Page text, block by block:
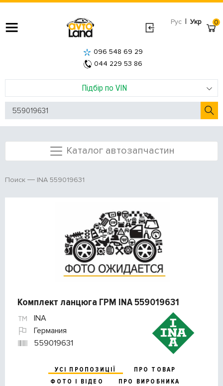
Рус | Укр
Підбір по VIN
096 548 69 29
044 229 53 86
0
Каталог автозапчастин
Поиск INA 559019631
Комплект ланцюга ГРМ INA 559019631
INA
Германия
559019631
УСІ ПРОПОЗИЦІЇ
ПРО ТОВАР
ФОТО І ВІДЕО
ПРО ВИРОБНИКА